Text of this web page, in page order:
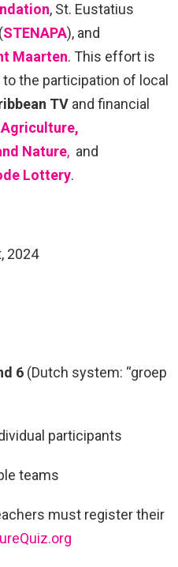
, St. Eustatius
STENAPA), and
Maarten. This effort is
the participation of local
TV and financial
Nature, and
Lottery.
2024
6 (Dutch system: “groep
participants
teams
must register their